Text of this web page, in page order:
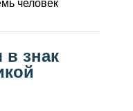
человек
в знак